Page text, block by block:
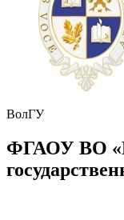
ВолГУ
ФГАОУ ВО